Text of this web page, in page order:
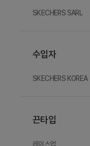
SKECHERS SARL
수입자
SKECHERS KOREA
끈타입
레이스업